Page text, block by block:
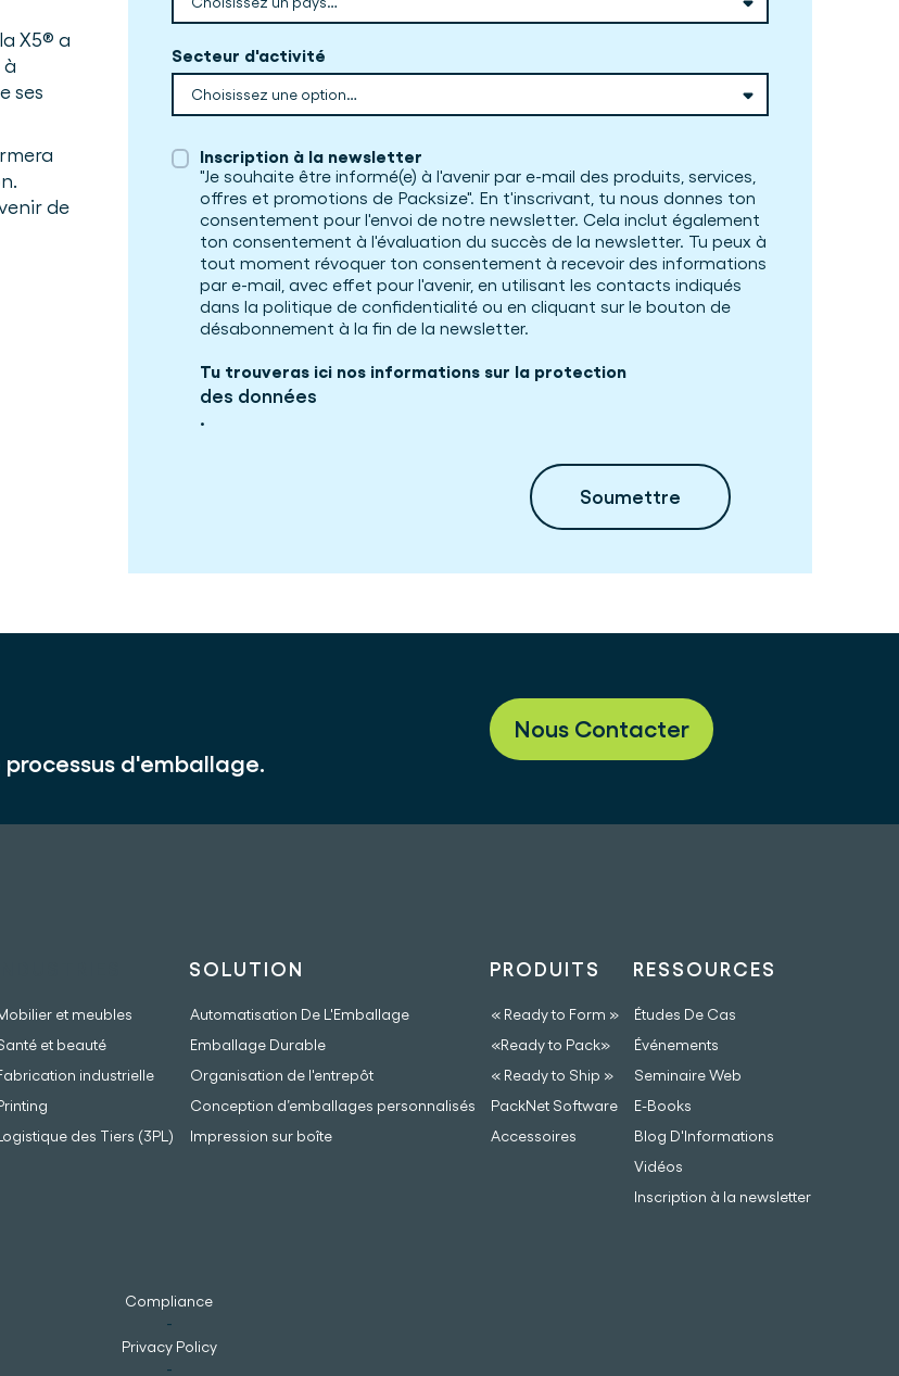
X5® a
à
ses
de
Secteur d'activité
Inscription à la newsletter
"Je souhaite être informé(e) à l'avenir par e-mail des produits, services,
offres et promotions de Packsize". En t'inscrivant, tu nous donnes ton
consentement pour l'envoi de notre newsletter. Cela inclut également
ton consentement à l'évaluation du succès de la newsletter. Tu peux à
tout moment révoquer ton consentement à recevoir des informations
par e-mail, avec effet pour l'avenir, en utilisant les contacts indiqués
dans la politique de confidentialité ou en cliquant sur le bouton de
désabonnement à la fin de la newsletter.
Tu trouveras ici nos informations sur la protection
des données
.
d'emballage.
Nous Contacter
et meubles
et beauté
industrielle
des Tiers (3PL)
SOLUTION
Automatisation De L'Emballage
Emballage Durable
Organisation de l'entrepôt
Conception d’emballages personnalisés
Impression sur boîte
PRODUITS
« Ready to Form »
«Ready to Pack»
« Ready to Ship »
PackNet Software
Accessoires
RESSOURCES
Études De Cas
Événements
Seminaire Web
E-Books
Blog D'Informations
Vidéos
Inscription à la newsletter
Compliance
-
Privacy Policy
-